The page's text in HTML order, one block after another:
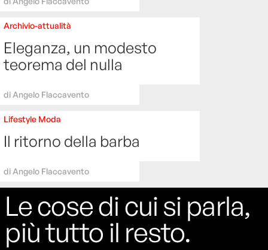
Archivio-attualità
Eleganza, un modesto
teorema del nulla
di Angelo Flaccavento
Lifestyle Moda
Il ritorno della barba
di Angelo Flaccavento
Le cose di cui si parla,
più tutto il resto.